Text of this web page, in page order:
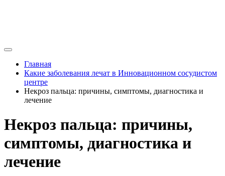
Главная
Какие заболевания лечат в Инновационном сосудистом
центре
Некроз пальца: причины, симптомы, диагностика и
лечение
Некроз пальца: причины,
симптомы, диагностика и
лечение